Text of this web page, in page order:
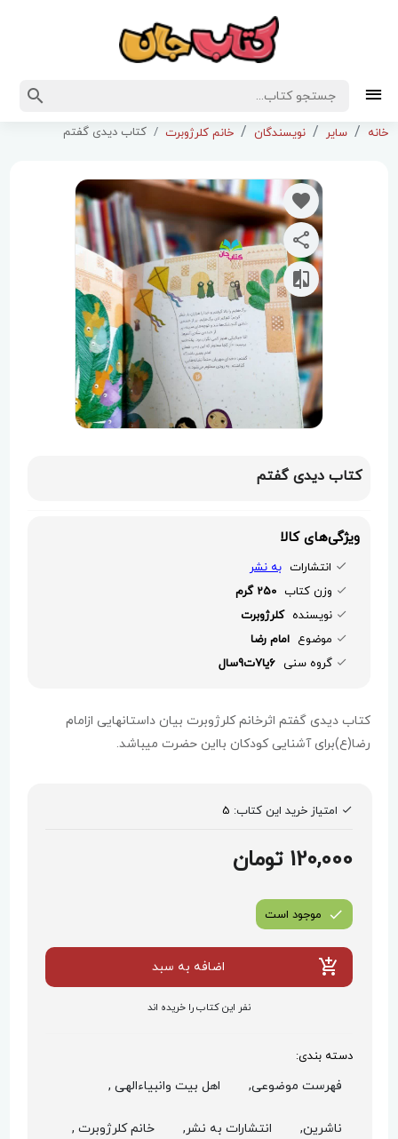
خانه سایر نویسندگان خانم کلرژوبرت کتاب دیدی گفتم
کتاب دیدی گفتم
ویژگی‌های کالا
انتشارات به نشر
وزن کتاب 250 گرم
نویسنده کلرژوبرت
موضوع امام رضا
گروه سنی 6یا7ت9سال
کتاب دیدی گفتم اثرخانم کلرژوبرت بیان داستانهایی ازامام
رضا(ع)برای آشنایی کودکان بااین حضرت میباشد.
امتیاز خرید این کتاب: 5
120,000 تومان
موجود است
اضافه به سبد
نفر این کتاب را خریده اند
دسته بندی:
فهرست موضوعی, اهل بیت وانبیاءالهی ,
ناشرین, انتشارات به نشر, خانم کلرژوبرت ,